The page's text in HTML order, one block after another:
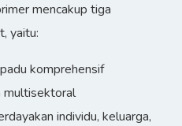
mencakup tiga
yaitu:
komprehensif
multisektoral
individu, keluarga,